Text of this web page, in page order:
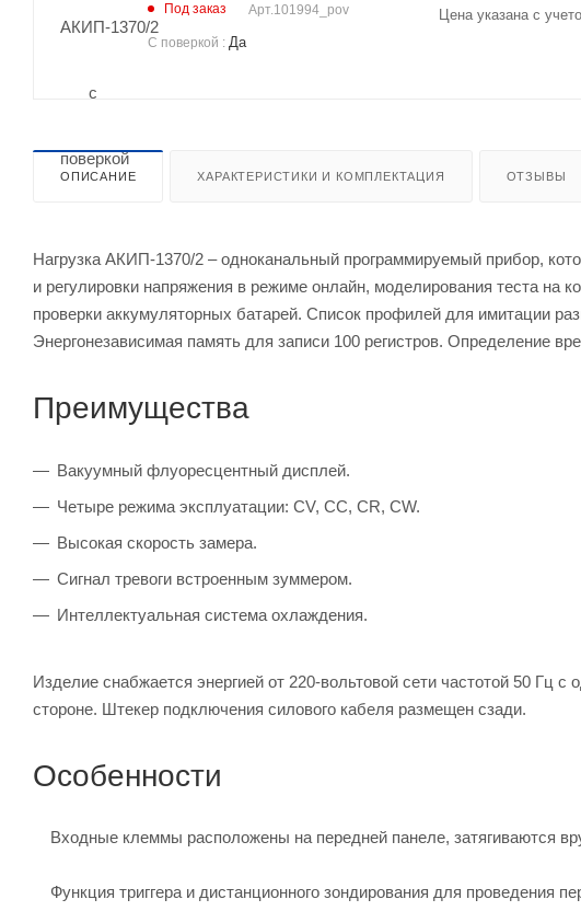
Под заказ Арт.101994_pov
С поверкой : Да
Цена указана с
ОПИСАНИЕ ХАРАКТЕРИСТИКИ И КОМПЛЕКТАЦИЯ ОТЗЫВЫ
Нагрузка АКИП-1370/2 – одноканальный программируемый прибор,
и регулировки напряжения в режиме онлайн, моделирования теста на
проверки аккумуляторных батарей. Список профилей для имитации
Энергонезависимая память для записи 100 регистров. Определение
Преимущества
Вакуумный флуоресцентный дисплей.
Четыре режима эксплуатации: CV, CC, CR, CW.
Высокая скорость замера.
Сигнал тревоги встроенным зуммером.
Интеллектуальная система охлаждения.
Изделие снабжается энергией от 220-вольтовой сети частотой 50 Гц
стороне. Штекер подключения силового кабеля размещен сзади.
Особенности
Входные клеммы расположены на передней панеле, затягиваются
Функция триггера и дистанционного зондирования для проведения